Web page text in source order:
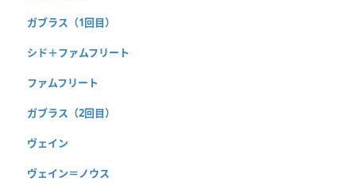
ガブラス（1回目）
シド＋ファムフリート
ファムフリート
ガブラス（2回目）
ヴェイン
ヴェイン＝ノウス